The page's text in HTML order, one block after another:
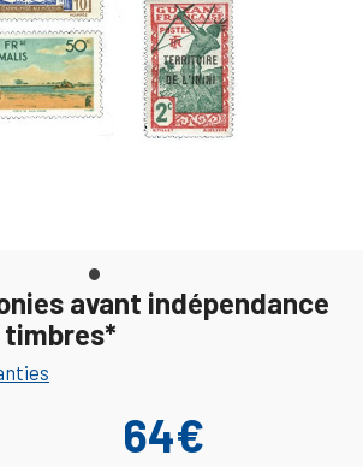
avant indépendance
timbres*
64€